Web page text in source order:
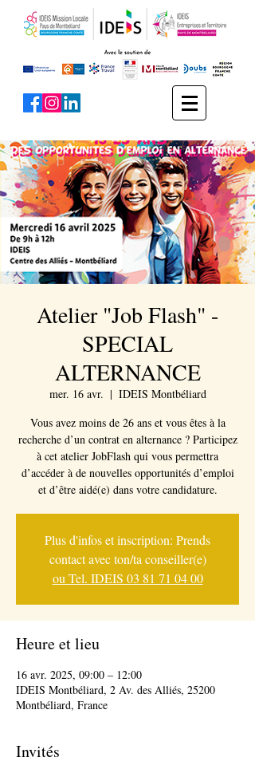
Atelier "Job Flash" -
SPECIAL
ALTERNANCE
mer. 16 avr.
  |
IDEIS Montbéliard
Vous avez moins de 26 ans et vous êtes à la
recherche d’un contrat en alternance ? Participez
à cet atelier JobFlash qui vous permettra
d’accéder à de nouvelles opportunités d’emploi
et d’être aidé(e) dans votre candidature.
Plus d'infos et inscription: Prends
contact avec ton/ta conseiller(e)
ou Tel. IDEIS 03 81 71 04 00
Heure et lieu
16 avr. 2025, 09:00 – 12:00
IDEIS Montbéliard, 2 Av. des Alliés, 25200
Montbéliard, France
Invités